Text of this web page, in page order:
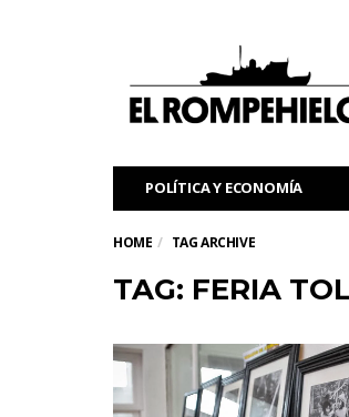
POLÍTICA Y ECONOMÍA
HOME TAG ARCHIVE
TAG: FERIA